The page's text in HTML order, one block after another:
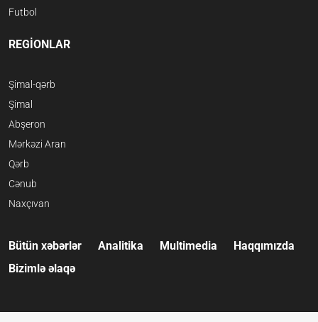
Futbol
REGİONLAR
Şimal-qərb
Şimal
Abşeron
Mərkəzi Aran
Qərb
Cənub
Naxçıvan
Bütün xəbərlər Analitika Multimedia
Haqqımızda
Bizimlə əlaqə